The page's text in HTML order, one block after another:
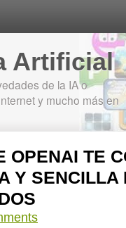
Artificial
de la IA o
y mucho más en
OPENAI TE
Y SENCILLA